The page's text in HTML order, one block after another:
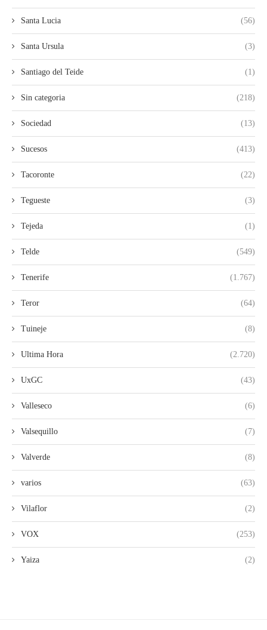
Santa Lucia (56)
Santa Ursula (3)
Santiago del Teide (1)
Sin categoria (218)
Sociedad (13)
Sucesos (413)
Tacoronte (22)
Tegueste (3)
Tejeda (1)
Telde (549)
Tenerife (1.767)
Teror (64)
Tuineje (8)
Ultima Hora (2.720)
UxGC (43)
Valleseco (6)
Valsequillo (7)
Valverde (8)
varios (63)
Vilaflor (2)
VOX (253)
Yaiza (2)